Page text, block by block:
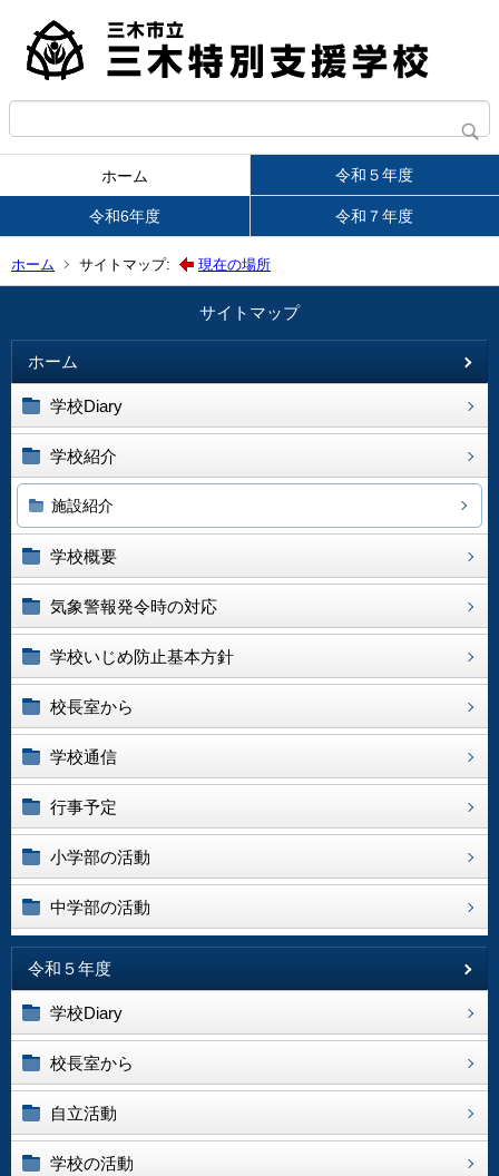
ホーム 令和５年度
令和6年度 令和７年度
ホーム サイトマップ: 現在の場所
サイトマップ
ホーム
学校Diary
学校紹介
施設紹介
学校概要
気象警報発令時の対応
学校いじめ防止基本方針
校長室から
学校通信
行事予定
小学部の活動
中学部の活動
令和５年度
学校Diary
校長室から
自立活動
学校の活動